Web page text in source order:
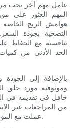
عامل مهم آخر يجب
المهم العثور على
هوامش الربح الخاصة
التضحية بجودة
تنافسية مع الحفاظ
الحد الأدنى من
بالإضافة إلى
وموثوقية مورد حلق
حافل في تقديمه في
من المراجعات عبر
عملت مع المورد للتأكد من أنها جديرة بالثقة وذات سمعة طيبة.